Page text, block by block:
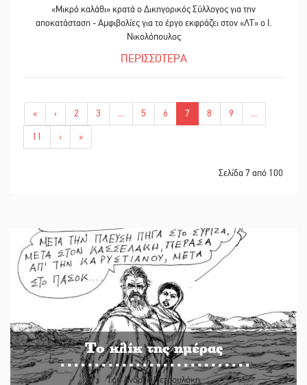
«Μικρό καλάθι» κρατά ο Δικηγορικός Σύλλογος για την
αποκατάσταση - Αμφιβολίες για το έργο εκφράζει στον «ΛΤ» ο Ι.
Νικολόπουλος
ΠΕΡΙΣΣΟΤΕΡΑ
« ‹ 2 3 ... 5 6 7 8 9
...
11
› »
Σελίδα 7 από 100
Το κλίκ της ημέρας
Του Ανδρέα Πετρουλάκη